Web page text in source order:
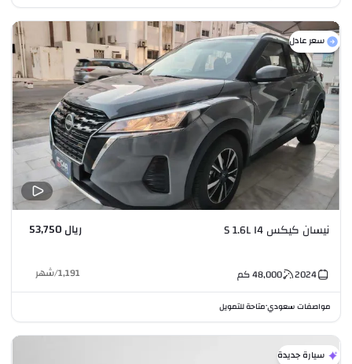
سعر عادل
نيسان كيكس S 1.6L I4 ريال 53,750
2024
48,000كم 1,191
/شهر
مواصفات سعودي•متاحة للتمويل
سيارة جديدة